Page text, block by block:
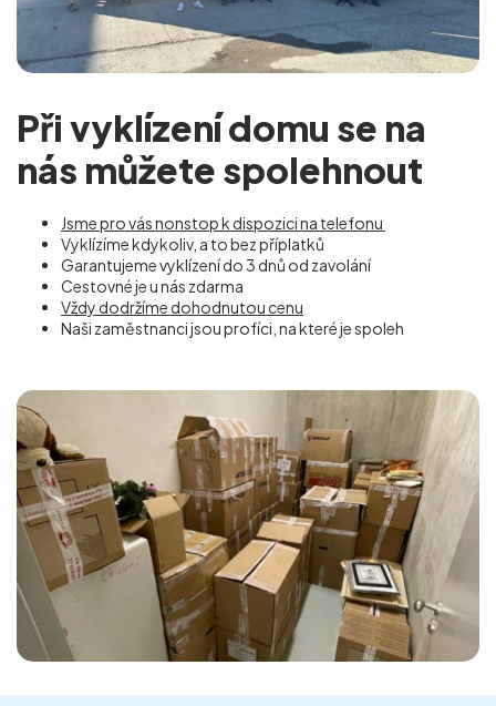
Při vyklízení domu se na
nás můžete spolehnout
Jsme pro vás nonstop k dispozici na telefonu
Vyklízíme kdykoliv, a to bez příplatků
Garantujeme vyklízení do 3 dnů od zavolání
Cestovné je u nás zdarma
Vždy dodržíme dohodnutou cenu
Naši zaměstnanci jsou profíci, na které je spoleh